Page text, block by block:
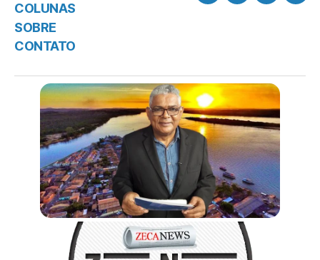
COLUNAS
SOBRE
CONTATO